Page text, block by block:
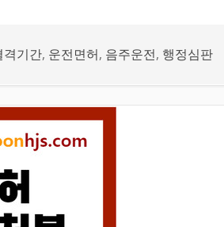
격기간, 운전면허, 음주운전, 행정심판